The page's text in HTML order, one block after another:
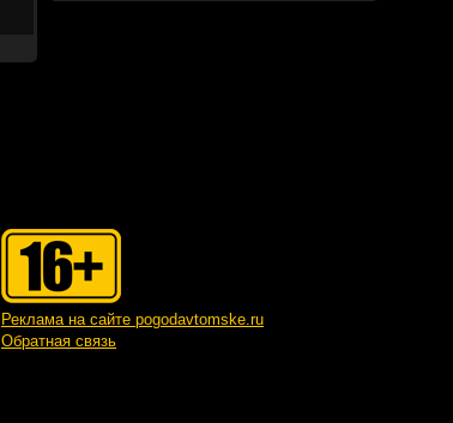
Реклама на сайте pogodavtomske.ru
Обратная связь